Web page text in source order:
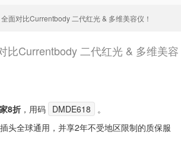
面对比Currentbody 二代红光 & 多维美容仪！
比Currentbody 二代红光 & 多维美容
8折 ，用码 DMDE618
。
头全球通用，并享2年不受地区限制的质保服